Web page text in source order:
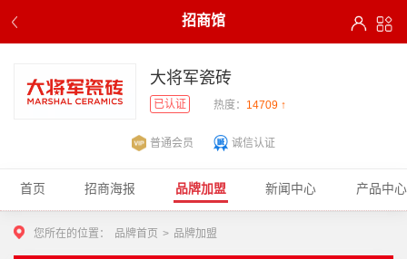
招商馆
大将军瓷砖
已认证 热度： 14709 ↑
普通会员 诚信认证
首页 招商海报 品牌加盟 新闻中心 产品中心
您所在的位置： 品牌首页 > 品牌加盟